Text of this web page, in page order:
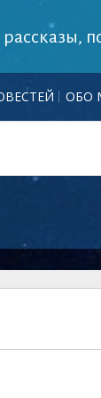
ОБО